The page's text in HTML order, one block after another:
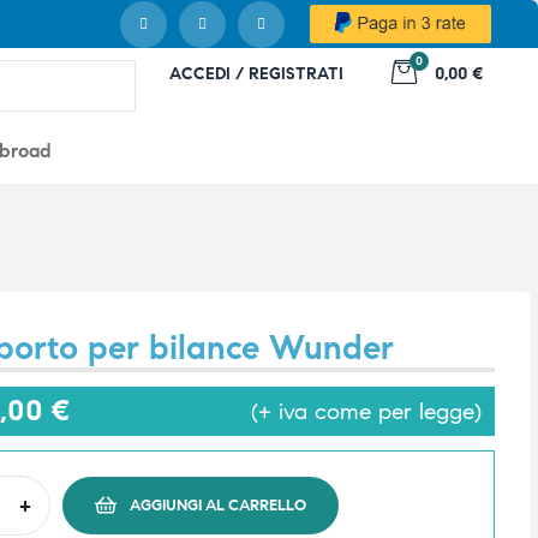
ACCEDI / REGISTRATI
0
0,00 €
per bilance Wunder
€ (+ iva come per legge)
+ AGGIUNGI AL CARRELLO